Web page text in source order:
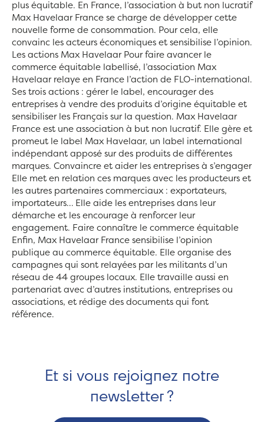
plus équitable. En France, l’association à but non lucratif
Max Havelaar France se charge de développer cette
nouvelle forme de consommation. Pour cela, elle
convainc les acteurs économiques et sensibilise l’opinion.
Les actions Max Havelaar Pour faire avancer le
commerce équitable labellisé, l’association Max
Havelaar relaye en France l’action de FLO-international.
Ses trois actions : gérer le label, encourager des
entreprises à vendre des produits d’origine équitable et
sensibiliser les Français sur la question. Max Havelaar
France est une association à but non lucratif. Elle gère et
promeut le label Max Havelaar, un label international
indépendant apposé sur des produits de différentes
marques. Convaincre et aider les entreprises à s’engager
Elle met en relation ces marques avec les producteurs et
les autres partenaires commerciaux : exportateurs,
importateurs… Elle aide les entreprises dans leur
démarche et les encourage à renforcer leur
engagement. Faire connaître le commerce équitable
Enfin, Max Havelaar France sensibilise l’opinion
publique au commerce équitable. Elle organise des
campagnes qui sont relayées par les militants d’un
réseau de 44 groupes locaux. Elle travaille aussi en
partenariat avec d’autres institutions, entreprises ou
associations, et rédige des documents qui font
référence.
Et si vous rejoignez notre
newsletter ?